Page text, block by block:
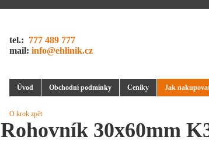
tel.: 777 489 777
mail: info@ehlinik.cz
Úvod Obchodní podmínky Ceníky Jak
O krok zpět
Rohovník 30x60mm